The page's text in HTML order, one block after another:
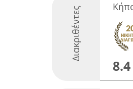
Διακριθέντες
8.4